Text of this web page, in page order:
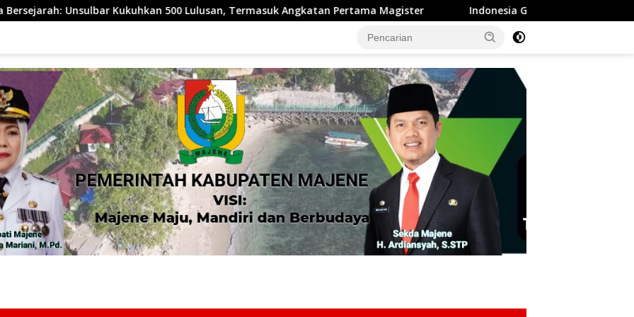
Lulusan, Termasuk Angkatan Pertama Magister Indonesia Gagal Melaju Piala Dunia Tidak Dengan Herson